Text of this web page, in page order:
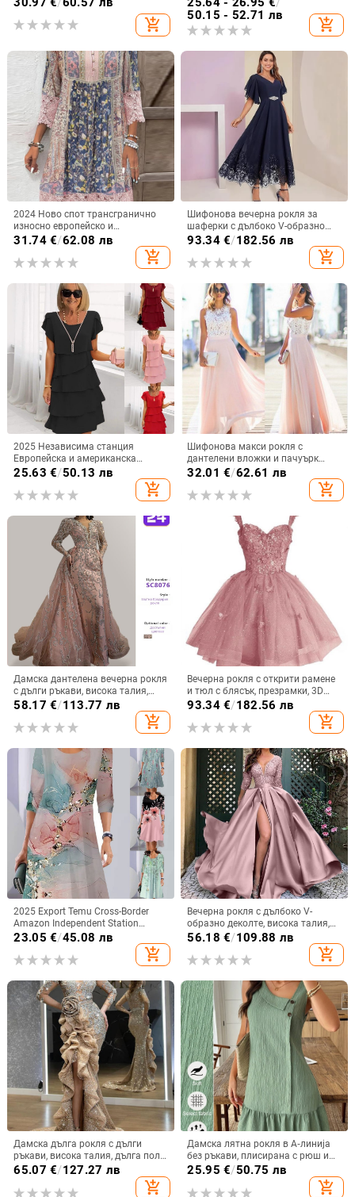
и американска, трансгранична,
Amazon, 2025 г.
add_shopping_cart
Amazon Independent Station,
европейска и американска
трансгранична рокля
50.15 - 52.71 лв
add_shopping_cart
2024 Ново спот трансгранично
износно европейско и
американско облекло Пролет и
лято Най-продавана ретро
щампована дантелена рокля
31.74€/62.08 лв
add_shopping_cart
Шифонова вечерна рокля за
шаферки с дълбоко V-образно
деколте, дантела, къси ръкави,
93.34€/182.56 лв
add_shopping_cart
2025 Независима станция
Европейска и американска
трансгранична нова лятна рокля
с къс ръкав и кръгло деколте,
плътен цвят, жени
25.63 €/50.13 лв
add_shopping_cart
Шифонова макси рокля с
дантелени вложки и пачуърк
детайл, А-образна силуета,
кръгло деколте, висока талия
32.01 €/62.61 лв
add_shopping_cart
Дамска дантелена вечерна рокля
с дълги ръкави, висока талия,
принцес стил пола, дълга рокля
58.17 €/113.77 лв
add_shopping_cart
Вечерна рокля с открити рамене
и тюл с блясък, презрамки, 3D
мотив пеперуда и пайети, без
ръкави, талия средна, полиестер
93.34€/182.56 лв
add_shopping_cart
2025 Export Temu Cross-Border
Amazon Independent Station
Пролетна и есенна модна рокля с
дълъг ръкав и кръгло деколте с
щампа
23.05 €/45.08 лв
add_shopping_cart
Вечерна рокля с дълбоко V-
образно деколте, висока талия,
дълги ръкави, малък шлейф,
56.18 €/109.88 лв
add_shopping_cart
Дамска дълга рокля с дълги
ръкави, висока талия, дълга пола,
полиестер 95%+
65.07 €/127.27 лв
add_shopping_cart
Дамска лятна рокля в А‑линија
без ръкави, плисирана с рюш и
волани, бобено зелена, курортен
25.95 €/50.75 лв
add_shopping_cart